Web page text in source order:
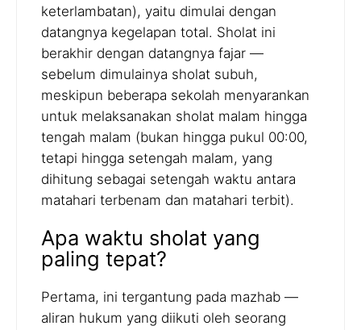
keterlambatan), yaitu dimulai dengan
datangnya kegelapan total. Sholat ini
berakhir dengan datangnya fajar —
sebelum dimulainya sholat subuh,
meskipun beberapa sekolah menyarankan
untuk melaksanakan sholat malam hingga
tengah malam (bukan hingga pukul 00:00,
tetapi hingga setengah malam, yang
dihitung sebagai setengah waktu antara
matahari terbenam dan matahari terbit).
Apa waktu sholat yang
paling tepat?
Pertama, ini tergantung pada mazhab —
aliran hukum yang diikuti oleh seorang